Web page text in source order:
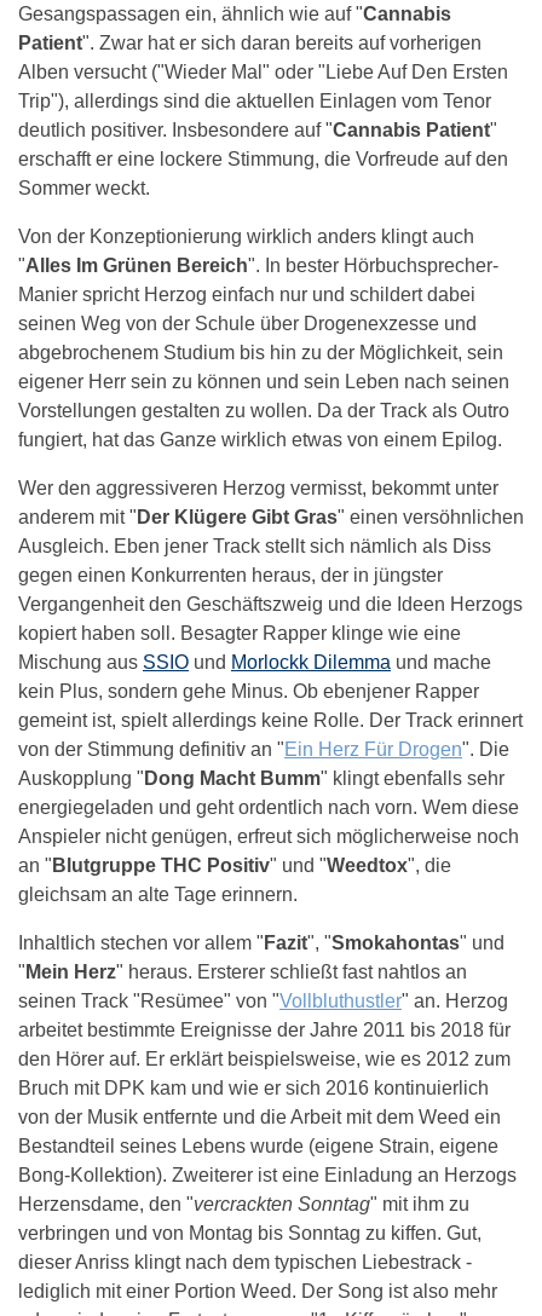
Gesangspassagen ein, ähnlich wie auf "Cannabis
Patient". Zwar hat er sich daran bereits auf vorherigen
Alben versucht ("Wieder Mal" oder "Liebe Auf Den Ersten
Trip"), allerdings sind die aktuellen Einlagen vom Tenor
deutlich positiver. Insbesondere auf "Cannabis Patient"
erschafft er eine lockere Stimmung, die Vorfreude auf den
Sommer weckt.
Von der Konzeptionierung wirklich anders klingt auch
"Alles Im Grünen Bereich". In bester Hörbuchsprecher-
Manier spricht Herzog einfach nur und schildert dabei
seinen Weg von der Schule über Drogenexzesse und
abgebrochenem Studium bis hin zu der Möglichkeit, sein
eigener Herr sein zu können und sein Leben nach seinen
Vorstellungen gestalten zu wollen. Da der Track als Outro
fungiert, hat das Ganze wirklich etwas von einem Epilog.
Wer den aggressiveren Herzog vermisst, bekommt unter
anderem mit " Der Klügere Gibt Gras" einen versöhnlichen
Ausgleich. Eben jener Track stellt sich nämlich als Diss
gegen einen Konkurrenten heraus, der in jüngster
Vergangenheit den Geschäftszweig und die Ideen Herzogs
kopiert haben soll. Besagter Rapper klinge wie eine
Mischung aus SSIO und Morlockk Dilemma und mache
kein Plus, sondern gehe Minus. Ob ebenjener Rapper
gemeint ist, spielt allerdings keine Rolle. Der Track erinnert
von der Stimmung definitiv an "Ein Herz Für Drogen". Die
Auskopplung " Dong Macht Bumm" klingt ebenfalls sehr
energiegeladen und geht ordentlich nach vorn. Wem diese
Anspieler nicht genügen, erfreut sich möglicherweise noch
an " Blutgruppe THC Positiv" und "Weedtox", die
gleichsam an alte Tage erinnern.
Inhaltlich stechen vor allem " Fazit", "Smokahontas" und
" Mein Herz" heraus. Ersterer schließt fast nahtlos an
seinen Track "Resümee" von "Vollbluthustler" an. Herzog
arbeitet bestimmte Ereignisse der Jahre 2011 bis 2018 für
den Hörer auf. Er erklärt beispielsweise, wie es 2012 zum
Bruch mit DPK kam und wie er sich 2016 kontinuierlich
von der Musik entfernte und die Arbeit mit dem Weed ein
Bestandteil seines Lebens wurde (eigene Strain, eigene
Bong-Kollektion). Zweiterer ist eine Einladung an Herzogs
Herzensdame, den "vercrackten Sonntag" mit ihm zu
verbringen und von Montag bis Sonntag zu kiffen. Gut,
dieser Anriss klingt nach dem typischen Liebestrack -
lediglich mit einer Portion Weed. Der Song ist also mehr